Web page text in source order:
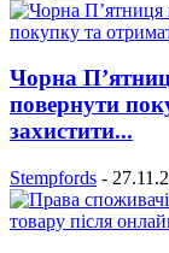
Чорна
повернути
захистити...
Stempfords -